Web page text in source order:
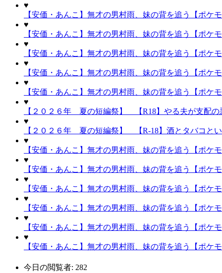
♥
【安価・あんこ】無才の男村雨、妹の背を追う【ポ
♥
【安価・あんこ】無才の男村雨、妹の背を追う【ポケ
♥
【安価・あんこ】無才の男村雨、妹の背を追う【ポケ
♥
【安価・あんこ】無才の男村雨、妹の背を追う【ポ
♥
【安価・あんこ】無才の男村雨、妹の背を追う【ポ
♥
【２０２６年 夏の短編祭】 【R18】やる夫が支配の
♥
【２０２６年 夏の短編祭】 【R-18】酒とタバコと
♥
【安価・あんこ】無才の男村雨、妹の背を追う【ポケ
♥
【安価・あんこ】無才の男村雨、妹の背を追う【ポケ
♥
【安価・あんこ】無才の男村雨、妹の背を追う【ポケ
♥
【安価・あんこ】無才の男村雨、妹の背を追う【ポケ
♥
【安価・あんこ】無才の男村雨、妹の背を追う【ポケ
♥
【安価・あんこ】無才の男村雨、妹の背を追う【ポケ
今日の閲覧者: 282